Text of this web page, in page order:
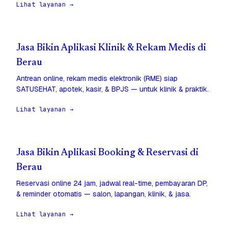
Lihat layanan →
Jasa Bikin Aplikasi Klinik & Rekam Medis di
Berau
Antrean online, rekam medis elektronik (RME) siap
SATUSEHAT, apotek, kasir, & BPJS — untuk klinik & praktik.
Lihat layanan →
Jasa Bikin Aplikasi Booking & Reservasi di
Berau
Reservasi online 24 jam, jadwal real-time, pembayaran DP,
& reminder otomatis — salon, lapangan, klinik, & jasa.
Lihat layanan →